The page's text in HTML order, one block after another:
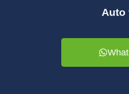
Auto